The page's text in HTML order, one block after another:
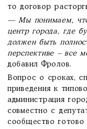
то договор
— Мы понимаем,
центр города, где
должен быть
перспективе – все
добавил Фролов.
Вопрос о сроках,
приведения к
администрация
совместно с
сообщество готово